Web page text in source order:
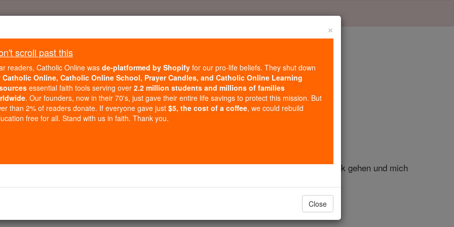
Daily Reading for Thursday, October ...
of the Rosary
2 Mose - Kapitel 9
zum Pharao und sage zu ihm: "Herr, der Gott der Hebräer, sagt dieser : Laß mein Volk gehen und mich
×
scroll past this
readers, Catholic Online was de-platformed by Shopify for our pro-life beliefs. They shut down
Catholic Online, Catholic Online School, Prayer Candles, and Catholic Online Learning
essential faith tools serving over 2.2 million students and millions of families
. Our founders, now in their 70's, just gave their entire life savings to protect this mission. But
than 2% of readers donate. If everyone gave just $5, the cost of a coffee, we could rebuild
free for all. Stand with us in faith. Thank you.
Close